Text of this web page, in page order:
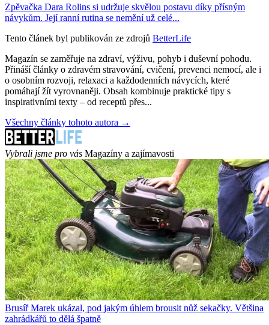
Zpěvačka Dara Rolins si udržuje skvělou postavu díky přísným
návykům. Její ranní rutina se nemění už celé...
Tento článek byl publikován ze zdrojů BetterLife
Magazín se zaměřuje na zdraví, výživu, pohyb i duševní pohodu.
Přináší články o zdravém stravování, cvičení, prevenci nemocí, ale i
o osobním rozvoji, relaxaci a každodenních návycích, které
pomáhají žít vyrovnaněji. Obsah kombinuje praktické tipy s
inspirativními texty – od receptů přes...
Všechny články tohoto autora →
Vybrali jsme pro vás Magazíny a zajímavosti
Brusíř Marek ukázal, pod jakým úhlem brousit nůž sekačky. Většina
zahrádkářů to dělá špatně